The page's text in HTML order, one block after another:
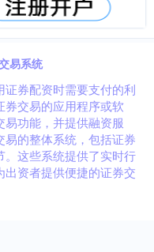
易系统
券配资时需要支付的利
交易的应用程序或软
功能，并提供融资服
的整体系统，包括证券
这些系统提供了实时行
资者提供便捷的证券交